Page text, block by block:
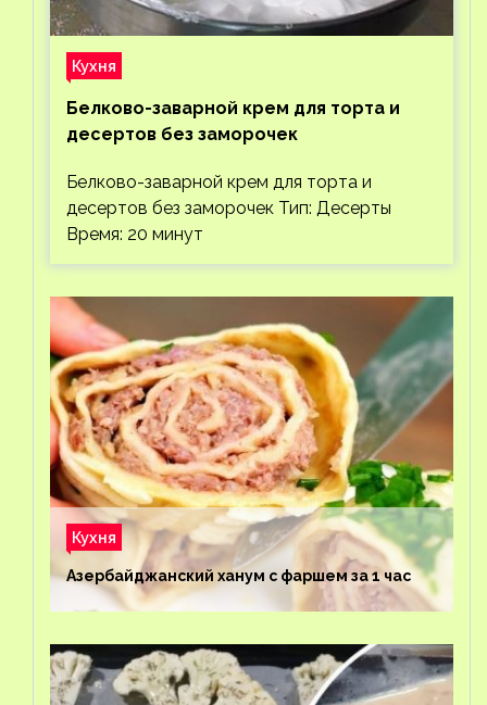
Кухня
Белково-заварной крем для торта и
десертов без заморочек
Белково-заварной крем для торта и
десертов без заморочек Тип: Десерты
Время: 20 минут
Кухня
Азербайджанский ханум с фаршем за 1 час